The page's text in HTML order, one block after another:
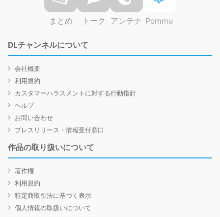
まとめ トーク アンテナ Pommu
DLチャンネルについて
会社概要
利用規約
カスタマーハラスメントに対する行動指針
ヘルプ
お問い合わせ
プレスリリース・情報受付窓口
作品の取り扱いについて
著作権
利用規約
特定商取引法に基づく表示
個人情報の取扱いについて